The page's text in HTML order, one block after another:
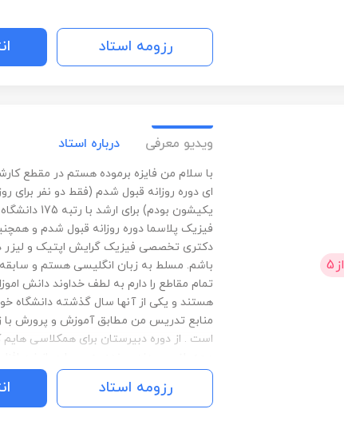
رزومه استاد
از 5
ویدیو معرفی درباره استاد
با سلام من فایزه برموده هستم در مقطع
ای دوره روزانه قبول شدم (فقط دو نفر برای
یکیشون بودم)
باشم. مسلط به زبان انگلیسی هستم و
تمام مقاطع را دارم به لطف خداوند دانش
هستند و یکی از آنها سال گذشته دانشگاه
منابع تدریس من مطابق آموزش و پرورش با
است . از دوره دبیرستان برای همکلاسی
هستم.دارای مدرک زبان با
مازندران بابلسر می باشم و تدریس دروس
های آن را انجام داده ام
رزومه استاد